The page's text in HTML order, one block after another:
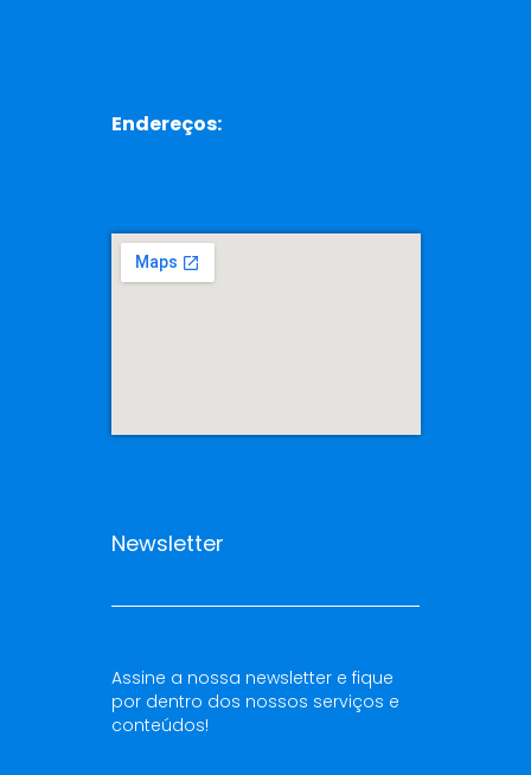
Endereços:
Newsletter
Assine a nossa newsletter e fique
por dentro dos nossos serviços e
conteúdos!